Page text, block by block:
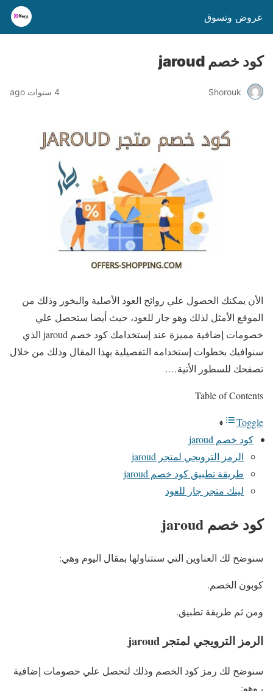
عروض وتسوق
كود خصم jaroud
Shorouk 4 سنوات ago
الأن يمكنك الحصول علي روائح العود الأصلية والبخور وذلك من
الموقع الأمثل لذلك وهو جار للعود، حيث أيضا ستحصل علي
خصومات إضافية مميزة عند إستخدامك كود خصم jaroud الذي
سنوافيك بخطوات إستخدامه التفصيلية بهذا المقال وذلك من خلال
تصفحك للسطور الأتية….
Table of Contents
Toggle
كود خصم jaroud
الرمز الترويجي لمتجر jaroud
طريقة تطبيق كود خصم jaroud
لينك متجر جار للعود
كود خصم jaroud
سنوضح لك العناوين التي سنتناولها بمقال اليوم وهي:
كوبون الخصم.
ومن ثم طريقة تطبيق.
الرمز الترويجي لمتجر jaroud
سنوضح لك رمز كود الخصم وذلك لتحصل علي خصومات إضافية
، وهو: